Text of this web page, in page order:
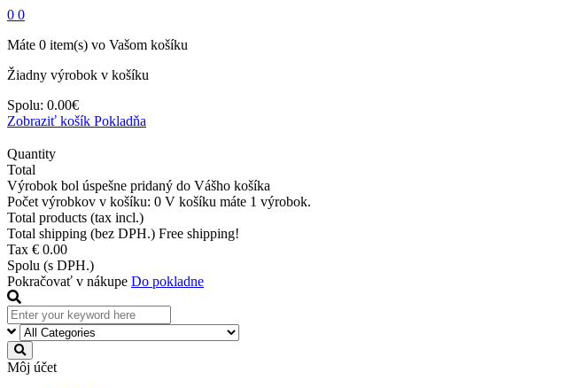
0 0
Máte 0 item(s) vo Vašom košíku
Žiadny výrobok v košíku
Spolu: 0.00€
Zobraziť košík Pokladňa
Quantity
Total
Výrobok bol úspešne pridaný do Vášho košíka
Počet výrobkov v košíku: 0 V košíku máte 1 výrobok.
Total products (tax incl.)
Total shipping (bez DPH.) Free shipping!
Tax € 0.00
Spolu (s DPH.)
Pokračovať v nákupe Do pokladne
Môj účet